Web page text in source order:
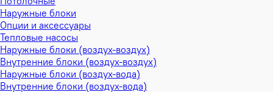
Наружные блоки
Опции и аксессуары
Тепловые насосы
Наружные блоки (воздух-воздух)
Внутренние блоки (воздух-воздух)
Наружные блоки (воздух-вода)
Внутренние блоки (воздух-вода)